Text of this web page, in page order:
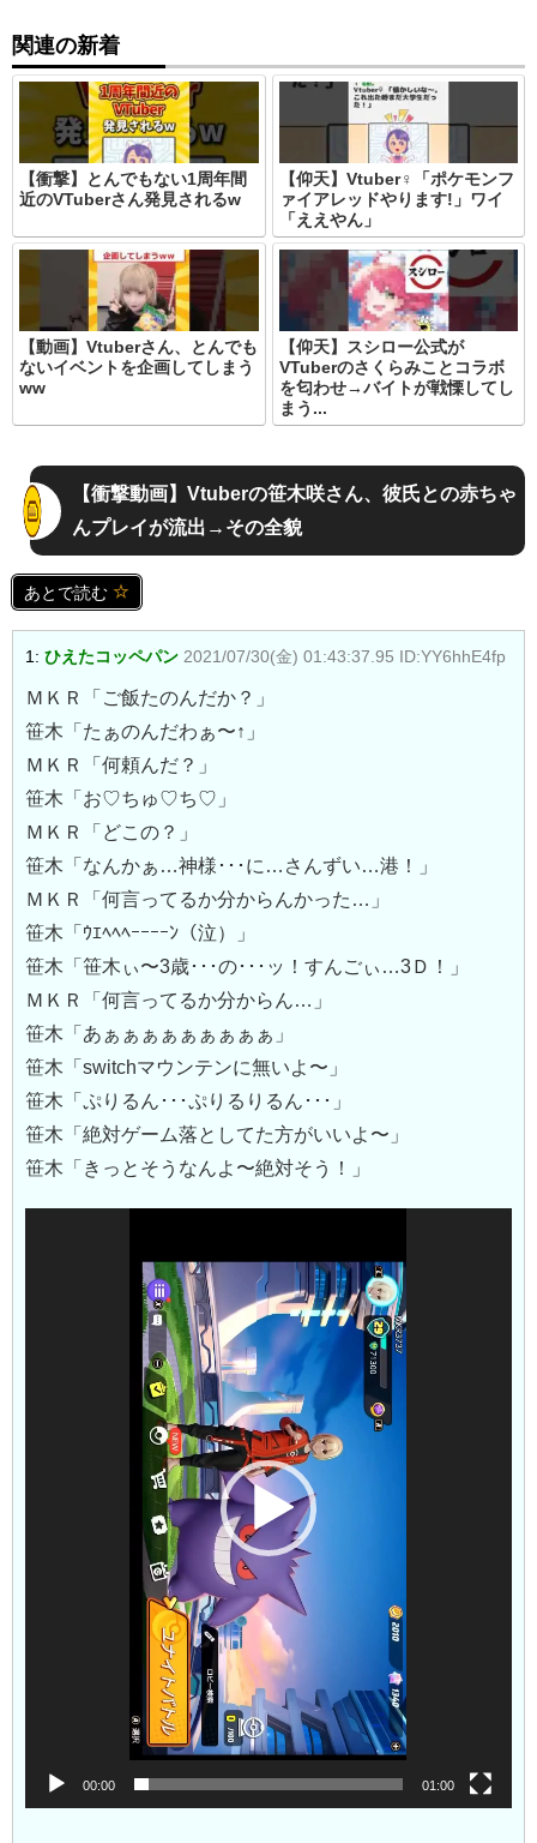
関連の新着
【衝撃】とんでもない1周年間
近のVTuberさん発見されるw
【仰天】Vtuber♀「ポケモンフ
ァイアレッドやります!」ワイ
「ええやん」
【動画】Vtuberさん、とんでも
ないイベントを企画してしまう
ww
【仰天】スシロー公式が
VTuberのさくらみことコラボ
を匂わせ→バイトが戦慄してし
まう...
【衝撃動画】Vtuberの笹木咲さん、彼氏との赤ちゃ
んプレイが流出→その全貌
あとで読む
1: ひえたコッペパン 2021/07/30(金) 01:43:37.95 ID:YY6hhE4fp
ＭＫＲ「ご飯たのんだか？」
笹木「たぁのんだわぁ〜↑」
ＭＫＲ「何頼んだ？」
笹木「お♡ちゅ♡ち♡」
ＭＫＲ「どこの？」
笹木「なんかぁ…神様･･･に…さんずい…港！」
ＭＫＲ「何言ってるか分からんかった…」
笹木「ｳｴﾍﾍﾍｰｰｰｰﾝ（泣）」
笹木「笹木ぃ〜3歳･･･の･･･ッ！すんごぃ…3Ｄ！」
ＭＫＲ「何言ってるか分からん…」
笹木「あぁぁぁぁぁぁぁぁぁ」
笹木「switchマウンテンに無いよ〜」
笹木「ぷりるん･･･ぷりるりるん･･･」
笹木「絶対ゲーム落としてた方がいいよ〜」
笹木「きっとそうなんよ〜絶対そう！」
00:00 01:00